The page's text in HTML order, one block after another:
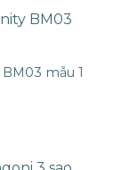
mẫu 1